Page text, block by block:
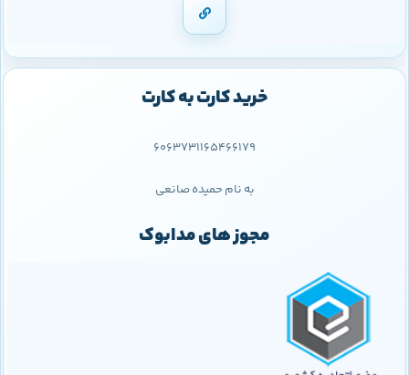
خرید کارت به کارت
6063731165466179
به نام حمیده صانعی
مجوز های مدابوک